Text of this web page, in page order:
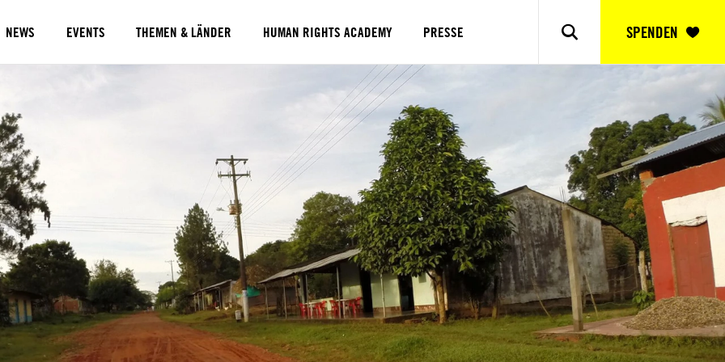
NEWS EVENTS THEMEN & LÄNDER HUMAN RIGHTS ACADEMY PRESSE SPENDEN